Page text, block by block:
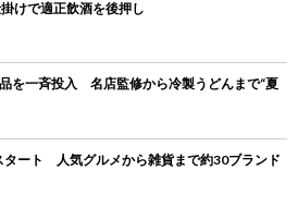
けで適正飲酒を後押し
を一斉投入 名店監修から冷製うどんまで“夏
タート 人気グルメから雑貨まで約30ブランド